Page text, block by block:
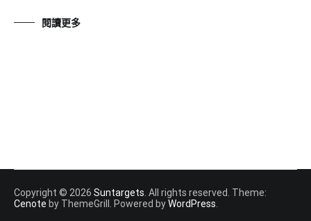
閱讀更多
Copyright © 2026 Suntargets . All rights reserved. Theme:
Cenote by ThemeGrill. Powered byWordPress